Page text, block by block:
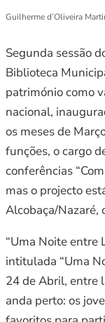
Guilherme d’Oliveira
Segunda sessão
Biblioteca
património como
nacional,
os meses de
funções, o cargo
conferências
mas o projecto
Alcobaça/Nazaré,
“Uma Noite entre
intitulada “Uma
24 de Abril, entre
anda perto: os